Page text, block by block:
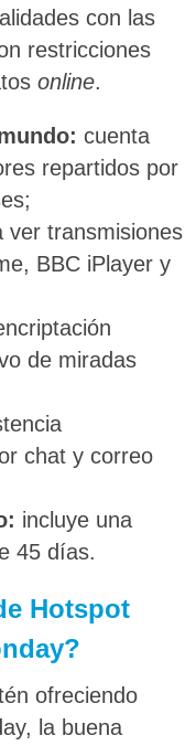
con las
restricciones
online.
cuenta
repartidos por
ver transmisiones
BBC iPlayer y
de miradas
chat y correo
incluye una
45 días.
Hotspot
ofreciendo
la buena